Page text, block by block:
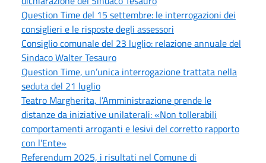
Question Time del 15 settembre: le interrogazioni dei
consiglieri e le risposte degli assessori
Consiglio comunale del 23 luglio: relazione annuale del
Sindaco Walter Tesauro
Question Time, un’unica interrogazione trattata nella
seduta del 21 luglio
Teatro Margherita, l’Amministrazione prende le
distanze da iniziative unilaterali: «Non tollerabili
comportamenti arroganti e lesivi del corretto rapporto
con l’Ente»
Referendum 2025, i risultati nel Comune di